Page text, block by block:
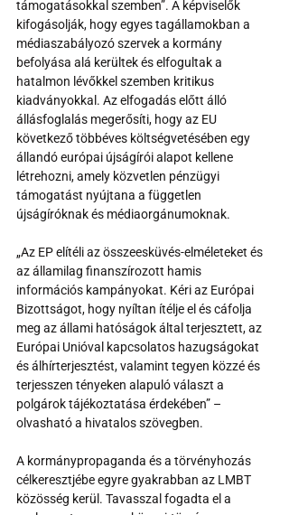
támogatásokkal szemben”. A képviselők
kifogásolják, hogy egyes tagállamokban a
médiaszabályozó szervek a kormány
befolyása alá kerültek és elfogultak a
hatalmon lévőkkel szemben kritikus
kiadványokkal. Az elfogadás előtt álló
állásfoglalás megerősíti, hogy az EU
következő többéves költségvetésében egy
állandó európai újságírói alapot kellene
létrehozni, amely közvetlen pénzügyi
támogatást nyújtana a független
újságíróknak és médiaorgánumoknak.
„Az EP elítéli az összeesküvés-elméleteket és
az államilag finanszírozott hamis
információs kampányokat. Kéri az Európai
Bizottságot, hogy nyíltan ítélje el és cáfolja
meg az állami hatóságok által terjesztett, az
Európai Unióval kapcsolatos hazugságokat
és álhírterjesztést, valamint tegyen közzé és
terjesszen tényeken alapuló választ a
polgárok tájékoztatása érdekében” –
olvasható a hivatalos szövegben.
A kormánypropaganda és a törvényhozás
célkeresztjébe egyre gyakrabban az LMBT
közösség kerül. Tavasszal fogadta el a